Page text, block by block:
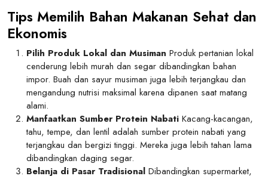
Tips Memilih Bahan Makanan Sehat dan
Ekonomis
Pilih Produk Lokal dan Musiman Produk pertanian lokal
cenderung lebih murah dan segar dibandingkan bahan
impor. Buah dan sayur musiman juga lebih terjangkau dan
mengandung nutrisi maksimal karena dipanen saat matang
alami.
Manfaatkan Sumber Protein Nabati Kacang-kacangan,
tahu, tempe, dan lentil adalah sumber protein nabati yang
terjangkau dan bergizi tinggi. Mereka juga lebih tahan lama
dibandingkan daging segar.
Belanja di Pasar Tradisional Dibandingkan supermarket,